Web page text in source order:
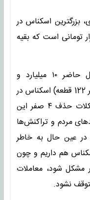
بزرگترین اسکناس در
ما در حال حاضر ۱۰ هزار تومانی است که بقیه
رئیس کل بانک مرکزی گفت: حال حاضر ۱۰ میلیارد و
چهارصد میلیون قطعه (به ازای هر نفر 122 قطعه) اسکناس در
گردش در کشور داریم . یکی از مشکلات حذف ۴ صفر این
مردم و تراکنش‌ها
در عین حال به خاطر
هم داریم و چون
مشکل شود، معاملات
نشود.